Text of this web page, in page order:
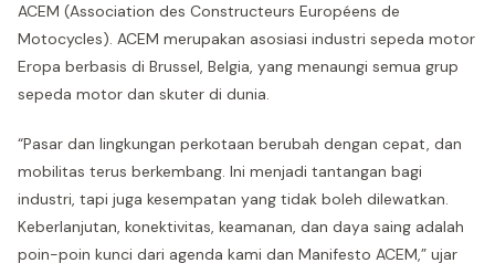
ACEM (Association des Constructeurs Européens de
Motocycles). ACEM merupakan asosiasi industri sepeda motor
Eropa berbasis di Brussel, Belgia, yang menaungi semua grup
sepeda motor dan skuter di dunia.
“Pasar dan lingkungan perkotaan berubah dengan cepat, dan
mobilitas terus berkembang. Ini menjadi tantangan bagi
industri, tapi juga kesempatan yang tidak boleh dilewatkan.
Keberlanjutan, konektivitas, keamanan, dan daya saing adalah
poin-poin kunci dari agenda kami dan Manifesto ACEM,” ujar